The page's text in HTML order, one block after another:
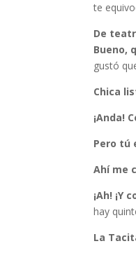
te
De
Bueno,
gustó
Chica
¡Anda!
Pero tú
Ahí me
¡Ah! ¡Y
hay
La